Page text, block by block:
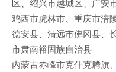
鸡西市虎林市、重庆市涪
德安县、清远市佛冈县、
市肃南裕固族自治县
内蒙古赤峰市克什克腾旗